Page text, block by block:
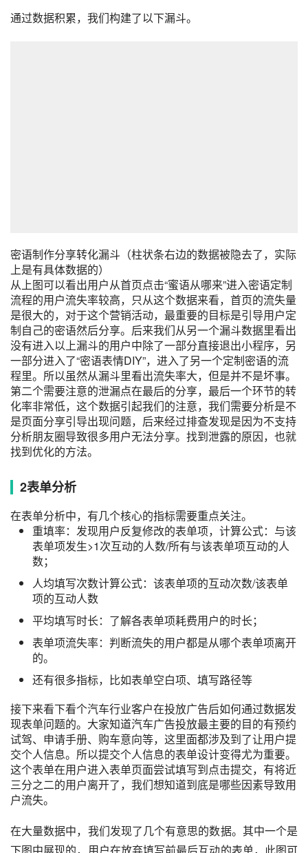
通过数据积累，我们构建了以下漏斗。
密语制作分享转化漏斗（柱状条右边的数据被隐去了，实际
上是有具体数据的）
从上图可以看出用户从首页点击“蜜语从哪来”进入密语定制
流程的用户流失率较高，只从这个数据来看，首页的流失量
是很大的，对于这个营销活动，最重要的目标是引导用户定
制自己的密语然后分享。后来我们从另一个漏斗数据里看出
没有进入以上漏斗的用户中除了一部分直接退出小程序，另
一部分进入了“密语表情DIY”，进入了另一个定制密语的流
程里。所以虽然从漏斗里看出流失率大，但是并不是坏事。
第二个需要注意的泄漏点在最后的分享，最后一个环节的转
化率非常低，这个数据引起我们的注意，我们需要分析是不
是页面分享引导出现问题，后来经过排查发现是因为不支持
分析朋友圈导致很多用户无法分享。找到泄露的原因，也就
找到优化的方法。
2表单分析
在表单分析中，有几个核心的指标需要重点关注。
重填率：发现用户反复修改的表单项，计算公式：与该
表单项发生>1次互动的人数/所有与该表单项互动的人
数；
人均填写次数计算公式：该表单项的互动次数/该表单
项的互动人数
平均填写时长：了解各表单项耗费用户的时长；
表单项流失率：判断流失的用户都是从哪个表单项离开
的。
还有很多指标，比如表单空白项、填写路径等
接下来看下看个汽车行业客户在投放广告后如何通过数据发
现表单问题的。大家知道汽车广告投放最主要的目的有预约
试驾、申请手册、购车意向等，这里面都涉及到了让用户提
交个人信息。所以提交个人信息的表单设计变得尤为重要。
这个表单在用户进入表单页面尝试填写到点击提交，有将近
三分之二的用户离开了，我们想知道到底是哪些因素导致用
户流失。
在大量数据中，我们发现了几个有意思的数据。其中一个是